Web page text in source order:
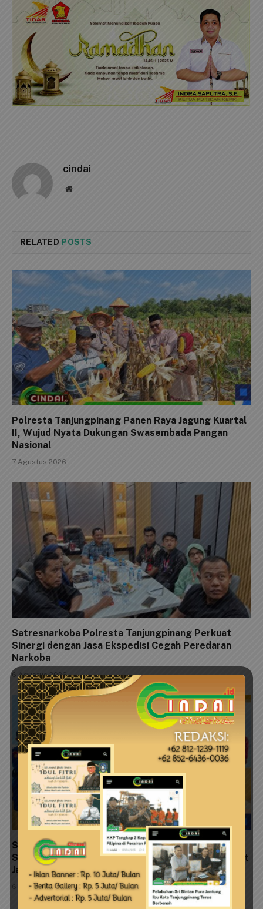
cindai
Website
RELATED POSTS
Polresta Tanjungpinang Panen Raya Jagung Kuartal
II, Wujud Nyata Dukungan Swasembada Pangan
Nasional
7 Agustus 2026
Satresnarkoba Polresta Tanjungpinang Perkuat
Sinergi dengan Jasa Ekspedisi Cegah Peredaran
Narkoba
6 Agustus 2026
Satpolairud Polresta Tanjungpinang Pasang
Spanduk Himbauan Kebersihan dan Ajak Masyarakat
Jaga Kelestarian Pulau Penyengat
6 Agustus 2026